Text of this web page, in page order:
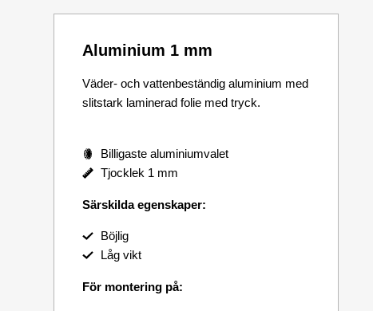
Aluminium 1 mm
Väder- och vattenbeständig aluminium med
slitstark laminerad folie med tryck.
Billigaste aluminiumvalet
Tjocklek 1 mm
Särskilda egenskaper:
Böjlig
Låg vikt
För montering på: